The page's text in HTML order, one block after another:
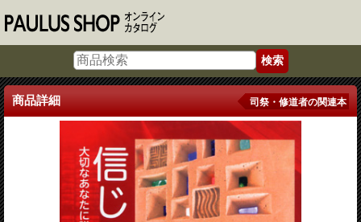
商品詳細 司祭・修道者の関連本